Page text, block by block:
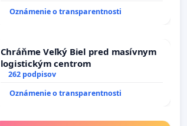
TÝŽDEŇ CIEĽ 8.00 – 18.00 HOD. A
Oznámenie o transparentnosti
Chráňme Veľký Biel pred masívnym
logistickým centrom
262 podpisov
Oznámenie o transparentnosti